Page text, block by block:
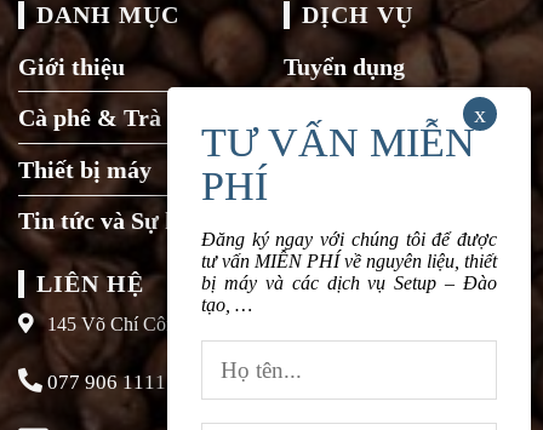
DANH MỤC
Giới thiệu
Cà phê & Trà
Thiết bị máy
Tin tức và Sự kiện
DỊCH VỤ
Tuyển dụng
Liên hệ
LIÊN HỆ
145 Võ Chí Công, Xuân La, Tây Hồ, Hà Nội
077 906 1111
Đăng ký ngay với chúng tôi để được
tư vấn MIỄN PHÍ về nguyên liệu, thiết
bị máy và các dịch vụ Setup – Đào
tạo, …